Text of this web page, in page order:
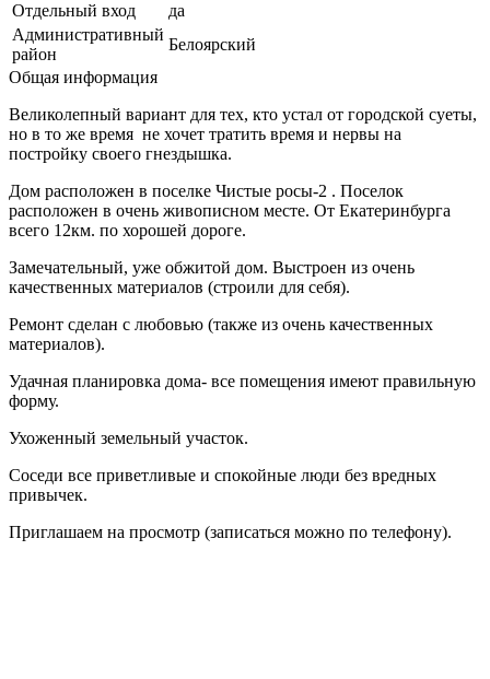
Отдельный вход
да
Административный
район
Белоярский
Общая информация
Великолепный вариант для тех, кто устал от городской суеты,
но в то же время не хочет тратить время и нервы на
постройку своего гнездышка.
Дом расположен в поселке Чистые росы-2 . Поселок
расположен в очень живописном месте. От Екатеринбурга
всего 12км. по хорошей дороге.
Замечательный, уже обжитой дом. Выстроен из очень
качественных материалов (строили для себя).
Ремонт сделан с любовью (также из очень качественных
материалов).
Удачная планировка дома- все помещения имеют правильную
форму.
Ухоженный земельный участок.
Соседи все приветливые и спокойные люди без вредных
привычек.
Приглашаем на просмотр (записаться можно по телефону).